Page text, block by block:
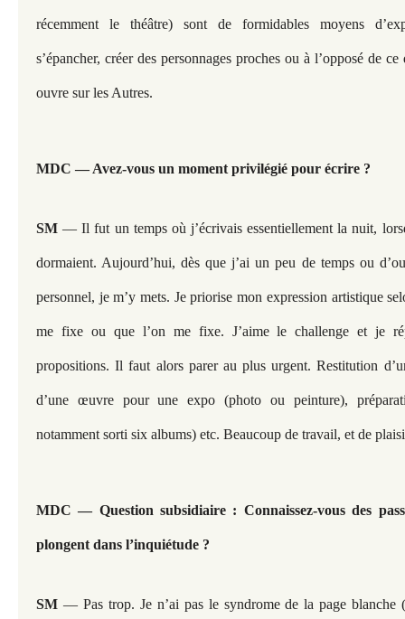
récemment le théâtre) sont de formidables moyens
s’épancher, créer des personnages proches ou à l’opposé de
ouvre sur les Autres.
MDC — Avez-vous un moment privilégié pour écrire ?
SM— Il fut un temps où j’écrivais essentiellement la nuit,
dormaient. Aujourd’hui, dès que j’ai un peu de temps ou
personnel, je m’y mets. Je priorise mon expression artistique
me fixe ou que l’on me fixe. J’aime le challenge et je
propositions. Il faut alors parer au plus urgent. Restitution
d’une œuvre pour une expo (photo ou peinture),
notamment sorti six albums) etc. Beaucoup de travail, et de
MDC — Question subsidiaire : Connaissez-vous des
plongent dans l’inquiétude ?
SM — Pas trop. Je n’ai pas le syndrome de la page blanche